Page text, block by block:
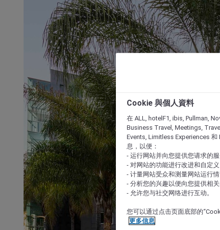
Cookie 與個人資料
在 ALL, hotelF1, ibis, Pullman,
Business Travel, Meetings,
Events, Limitless Experiences 和
息，以便：
- 运行网站并向您提供您请求的
- 对网站的功能进行改进和自定义
- 计量网站受众和测量网站运行
- 分析您的兴趣以便向您提供相
- 允许您与社交网络进行互动。
您可以通过点击页面底部的
更多信息